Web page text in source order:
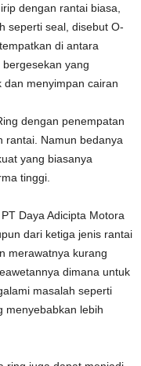
dengan rantai biasa,
seperti seal, disebut O-
di antara
yang
dan menyimpan cairan
dengan penempatan
rantai. Namun bedanya
yang biasanya
tinggi.
Daya Adicipta Motora
dari ketiga jenis rantai
merawatnya kurang
dimana untuk
masalah seperti
menyebabkan lebih